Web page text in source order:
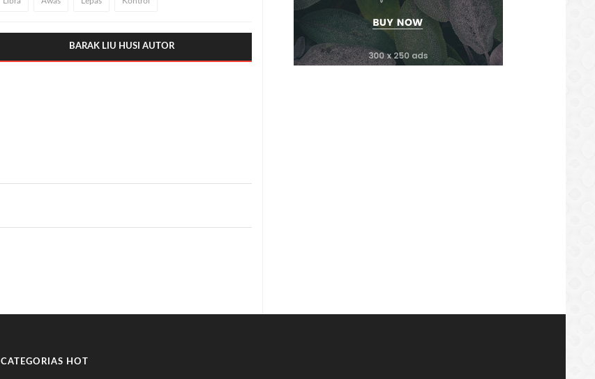
BARAK LIU HUSI AUTOR
CATEGORIAS HOT